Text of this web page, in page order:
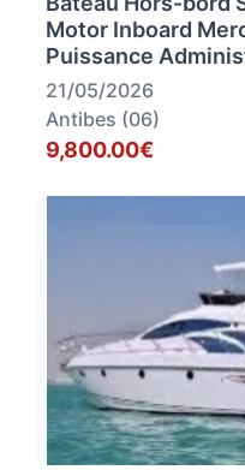
Motor Inboard
Puissance
21/05/2026
Antibes (06)
9,800.00€